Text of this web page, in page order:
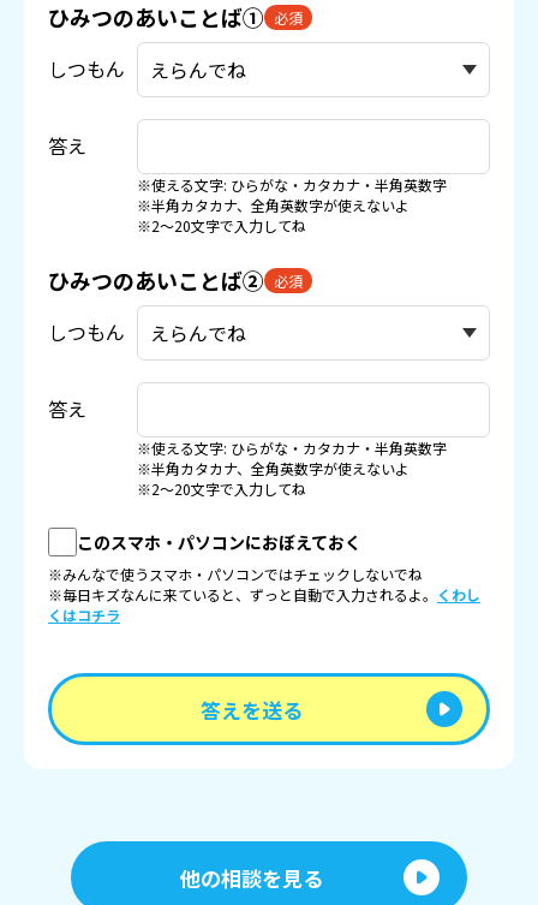
ひみつのあいことば① 必須
しつもん
答え
※使える文字: ひらがな・カタカナ・半角英数字
※半角カタカナ、全角英数字が使えないよ
※2〜20文字で入力してね
ひみつのあいことば② 必須
しつもん
答え
※使える文字: ひらがな・カタカナ・半角英数字
※半角カタカナ、全角英数字が使えないよ
※2〜20文字で入力してね
このスマホ・パソコンにおぼえておく
※みんなで使うスマホ・パソコンではチェックしないでね
※毎日キズなんに来ていると、ずっと自動で入力されるよ。 くわし
くはコチラ
答えを送る
他の相談を見る